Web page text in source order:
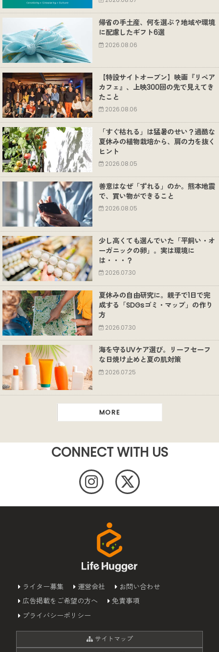
帰省の手土産、何を選ぶ？地域や環境
に配慮したギフト6選
2026.08.06
【特設サイトオープン】映画『リペア
カフェ』、上映300回の先で見えてき
たこと
2026.08.06
「すぐ枯れる」は猛暑のせい？過酷な
夏休みの植物栽培から、肩の力を抜く
ヒント
2026.08.05
善意はなぜ「ずれる」のか。熊本地震
で、買い物ができること
2026.08.05
少し高くても選んでいた「平飼い・オ
ーガニックの卵」。実は環境に
は・・・？
2026.07.30
夏休みの自由研究に。親子で1日で完
成する「SDGsゴミ・マップ」の作り
方
2026.07.30
海を守るUVケア選び。リーフセーフ
な日焼け止めと夏の肌対策
2026.07.25
MORE
CONNECT WITH US
ライター募集 運営会社
お問い合わせ
広告掲載をご希望の方へ
免責事項
プライバシーポリシー
サイトマップ